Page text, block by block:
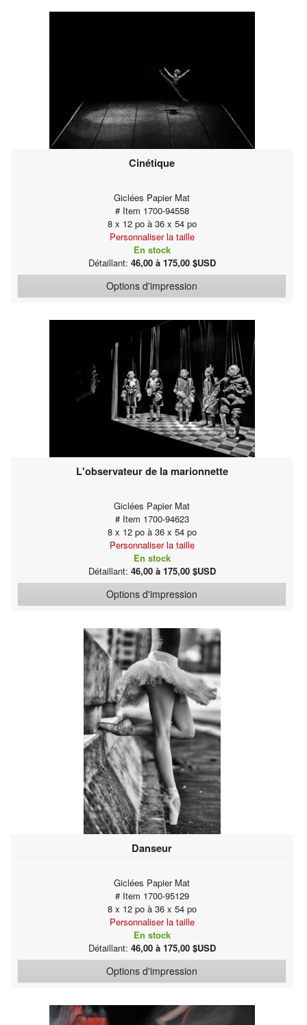
Cinétique
Giclées Papier Mat
# Item 1700-94558
8 x 12 po à 36 x 54 po
Personnaliser la taille
En stock
Détaillant: 46,00 à 175,00 $USD
Options d'impression
L'observateur de la marionnette
Giclées Papier Mat
# Item 1700-94623
8 x 12 po à 36 x 54 po
Personnaliser la taille
En stock
Détaillant: 46,00 à 175,00 $USD
Options d'impression
Danseur
Giclées Papier Mat
# Item 1700-95129
8 x 12 po à 36 x 54 po
Personnaliser la taille
En stock
Détaillant: 46,00 à 175,00 $USD
Options d'impression